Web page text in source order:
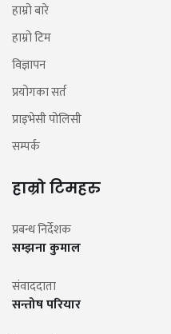
हाम्रो बारे
हाम्रो टिम
विज्ञापन
प्रयोगका सर्त
प्राइभेसी पोलिसी
सम्पर्क
हाम्रो टिमहरु
प्रबन्ध निर्देशक
सम्झना कुमाल
संवाददाता
सन्तोष परियार